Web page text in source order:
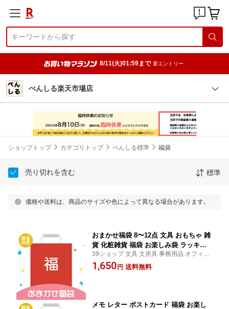
8/11(火)01:59まで 要エントリー
ぺんしる楽天市場店
ショップトップ カテゴリトップ ぺんしる標準 福袋
売り切れを含む 標準
価格や送料は、商品のサイズや色によって異なる場合があります。
おまかせ福袋 8〜12点 文具 おもちゃ 雑
貨 化粧雑貨 福袋 お楽しみ袋 ラッキー
バッグ 小学生 ノベルティ 粗品 イベン
ト 子供会 プチギフト セット 文房具 日
39ショップ 文具 文房具 事務用品 オフィス
ステーショナリー 日用品 日用雑貨 ファン
シー 女の子 男の子 景品 イベント
1,650円 送料無料
メモ レター ポストカード 福袋 お楽し